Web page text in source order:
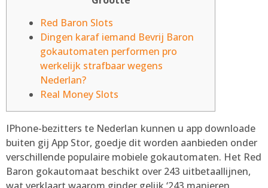
Red Baron Slots
Dingen karaf iemand Bevrij Baron
gokautomaten performen pro
werkelijk strafbaar wegens
Nederlan?
Real Money Slots
IPhone-bezitters te Nederlan kunnen u app downloade
buiten gij App Stor, goedje dit worden aanbieden onder
verschillende populaire mobiele gokautomaten. Het Red
Baron gokautomaat beschikt over 243 uitbetaallijnen,